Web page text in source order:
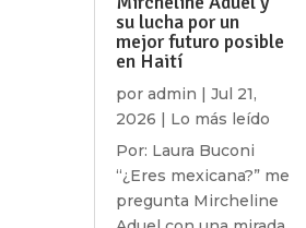
su lucha por un
mejor futuro posible
en Haití
por admin
Jul 21,
2026
Lo más leído
Por: Laura Buconi
“¿Eres mexicana?” me
pregunta Mircheline